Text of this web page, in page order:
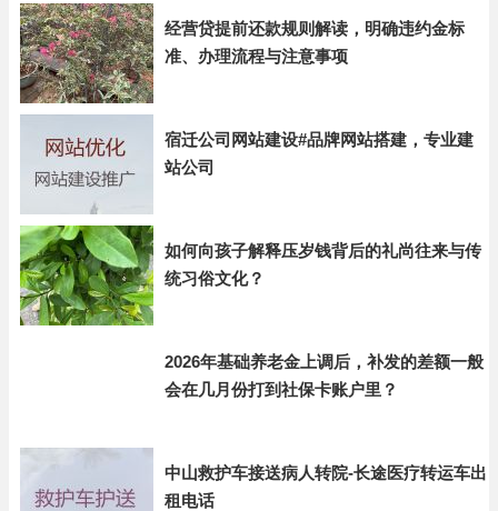
经营贷提前还款规则解读，明确违约金标
准、办理流程与注意事项
宿迁公司网站建设#品牌网站搭建，专业建
站公司
如何向孩子解释压岁钱背后的礼尚往来与传
统习俗文化？
2026年基础养老金上调后，补发的差额一般
会在几月份打到社保卡账户里？
中山救护车接送病人转院-长途医疗转运车出
租电话